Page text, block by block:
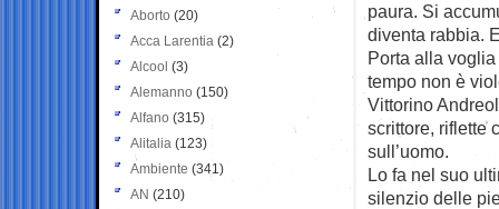
paura. Si
diventa rabbia.
Porta alla
tempo non è
Vittorino
scrittore, riflette
sull’uomo.
Lo fa nel suo
silenzio delle
Aborto (20)
Acca Larentia (2)
Alcool (3)
Alemanno (150)
Alfano (315)
Alitalia (123)
Ambiente (341)
AN (210)